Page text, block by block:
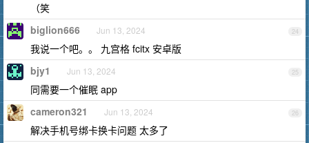
（笑
24
biglion666 Jun 13, 2024
我说一个吧。。 九宫格 fcitx 安卓版
25
bjy1 Jun 13, 2024
同需要一个催眠 app
26
cameron321 Jun 13, 2024
解决手机号绑卡换卡问题 太多了